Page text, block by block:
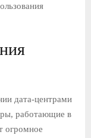
дата-центрами
работающие в
огромное